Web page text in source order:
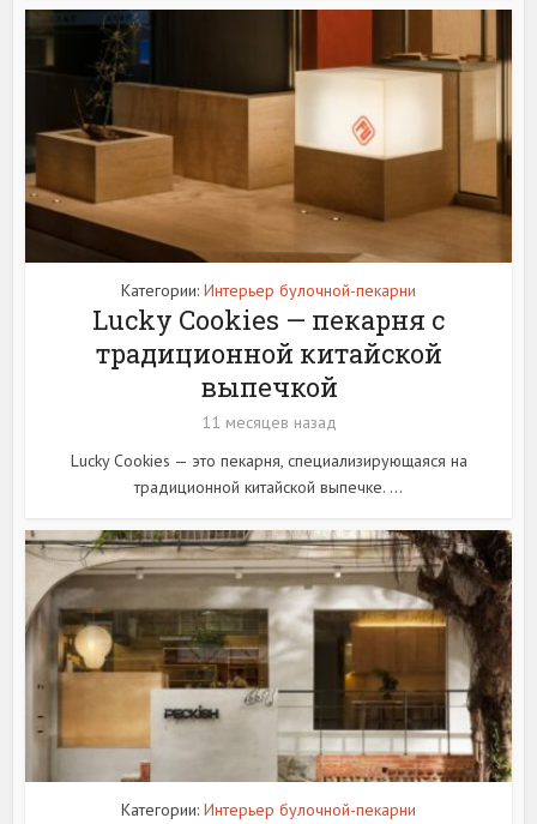
Категории: Интерьер булочной-пекарни
Lucky Cookies — пекарня с
традиционной китайской
выпечкой
11 месяцев назад
Lucky Cookies — это пекарня, специализирующаяся на
традиционной китайской выпечке. ...
Категории: Интерьер булочной-пекарни